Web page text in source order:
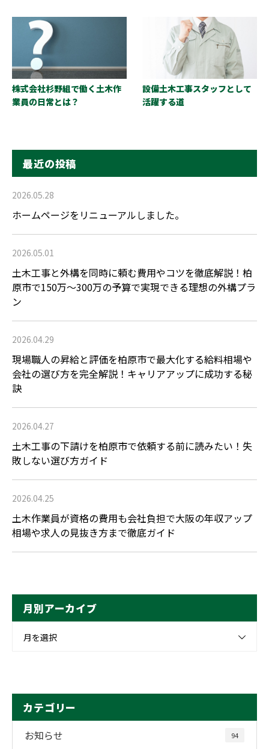
株式会社杉野組で働く土木作
業員の日常とは？
設備土木工事スタッフとして
活躍する道
最近の投稿
2026.05.28
ホームページをリニューアルしました。
2026.05.01
土木工事と外構を同時に頼む費用やコツを徹底解説！柏
原市で150万〜300万の予算で実現できる理想の外構プラ
ン
2026.04.29
現場職人の昇給と評価を柏原市で最大化する給料相場や
会社の選び方を完全解説！キャリアアップに成功する秘
訣
2026.04.27
土木工事の下請けを柏原市で依頼する前に読みたい！失
敗しない選び方ガイド
2026.04.25
土木作業員が資格の費用も会社負担で大阪の年収アップ
相場や求人の見抜き方まで徹底ガイド
月別アーカイブ
月を選択
カテゴリー
お知らせ 94